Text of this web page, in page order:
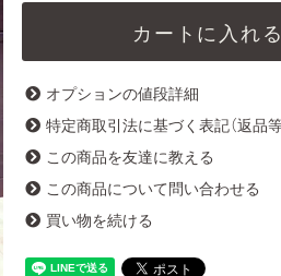
オプションの値段詳細
特定商取引法に基づく表記（返品等
この商品を友達に教える
この商品について問い合わせる
買い物を続ける